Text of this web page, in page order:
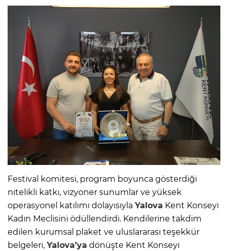
Festival komitesi, program boyunca gösterdiği
nitelikli katkı, vizyoner sunumlar ve yüksek
operasyonel katılımı dolayısıyla Yalova Kent Konseyi
Kadın Meclisini ödüllendirdi. Kendilerine takdim
edilen kurumsal plaket ve uluslararası teşekkür
belgeleri, Yalova’ya dönüşte Kent Konseyi